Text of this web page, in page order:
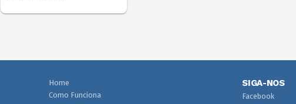
Home
Como Funciona
SIGA-NOS
Facebook